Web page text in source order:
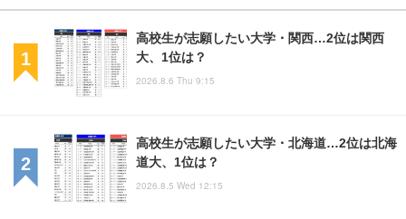
高校生が志願したい大学・関西…2位は関西
大、1位は？
2026.8.6 Thu 9:15
高校生が志願したい大学・北海道…2位は北海
道大、1位は？
2026.8.5 Wed 12:15